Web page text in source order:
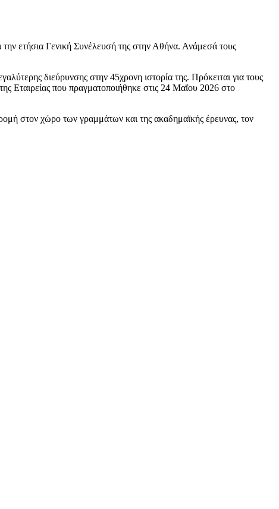
ετήσια Γενική Συνέλευσή της στην Αθήνα. Ανάμεσά τους
διεύρυνσης στην 45χρονη ιστορία της. Πρόκειται για τους
Εταιρείας που πραγματοποιήθηκε στις 24 Μαΐου 2026 στο
στον χώρο των γραμμάτων και της ακαδημαϊκής έρευνας, τον